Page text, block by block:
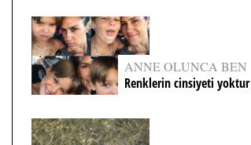
ANNE OLUNCA BEN
Renklerin cinsiyeti yoktur